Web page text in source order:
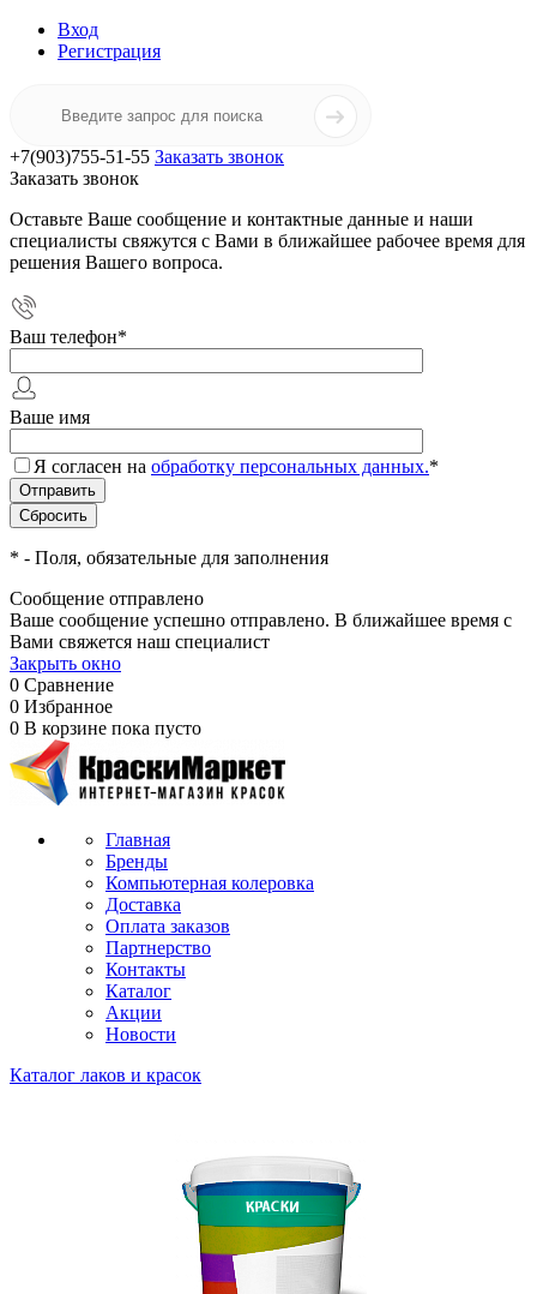
Вход
Регистрация
+7(903)755-51-55 Заказать звонок
Заказать звонок
Оставьте Ваше сообщение и контактные данные и наши
специалисты свяжутся с Вами в ближайшее рабочее время для
решения Вашего вопроса.
Ваш телефон*
Ваше имя
Я согласен на обработку персональных данных.*
* - Поля, обязательные для заполнения
Сообщение отправлено
Ваше сообщение успешно отправлено. В ближайшее время с
Вами свяжется наш специалист
Закрыть окно
0 Сравнение
0 Избранное
0 В корзине пока пусто
Главная
Бренды
Компьютерная колеровка
Доставка
Оплата заказов
Партнерство
Контакты
Каталог
Акции
Новости
Каталог лаков и красок